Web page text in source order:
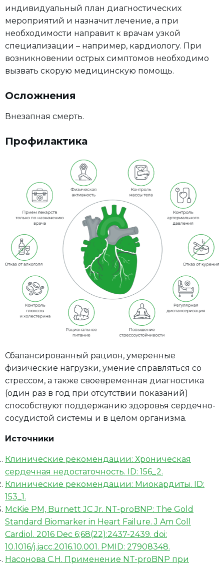
индивидуальный план диагностических
мероприятий и назначит лечение, а при
необходимости направит к врачам узкой
специализации – например, кардиологу. При
возникновении острых симптомов необходимо
вызвать скорую медицинскую помощь.
Осложнения
Внезапная смерть.
Профилактика
Сбалансированный рацион, умеренные
физические нагрузки, умение справляться со
стрессом, а также своевременная диагностика
(один раз в год при отсутствии показаний)
способствуют поддержанию здоровья сердечно-
сосудистой системы и в целом организма.
Источники
Клинические рекомендации: Хроническая
сердечная недостаточность. ID: 156_2.
Клинические рекомендации: Миокардиты. ID:
153_1.
McKie PM, Burnett JC Jr. NT-proBNP: The Gold
Standard Biomarker in Heart Failure. J Am Coll
Cardiol. 2016 Dec 6;68(22):2437-2439. doi:
10.1016/j.jacc.2016.10.001. PMID: 27908348.
Насонова С.Н. Применение NT-proBNP при